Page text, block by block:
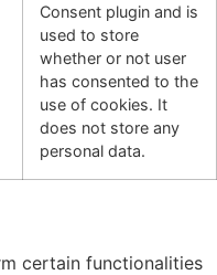
Consent plugin and is
used to store
whether or not user
has consented to the
use of cookies. It
does not store any
personal data.
certain functionalities